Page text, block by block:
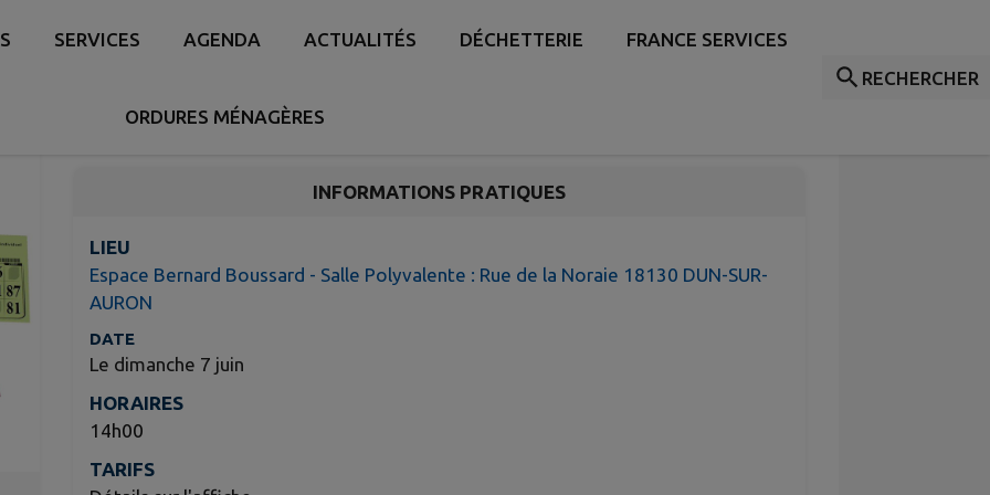
SERVICES AGENDA ACTUALITÉS DÉCHETTERIE FRANCE SERVICES
ORDURES MÉNAGÈRES
RECHERCHER
Rifles organisées par Le Clos Des
INFORMATIONS PRATIQUES
LIEU
Espace Bernard Boussard - Salle Polyvalente : Rue de la Noraie 18130 DUN-SUR-
AURON
DATE
Le dimanche 7 juin
HORAIRES
14h00
TARIFS